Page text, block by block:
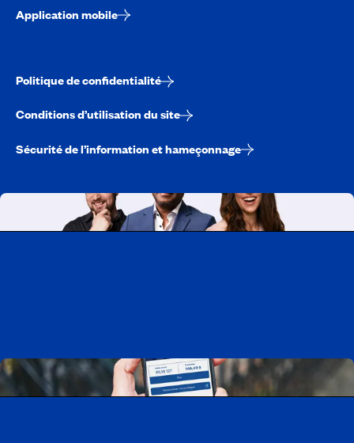
Application mobile
Politique de confidentialité
Conditions d’utilisation du site
Sécurité de l’information et hameçonnage